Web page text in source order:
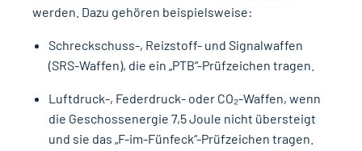
werden. Dazu gehören beispielsweise:
Schreckschuss-, Reizstoff- und Signalwaffen
(SRS-Waffen), die ein „PTB“-Prüfzeichen tragen.
Luftdruck-, Federdruck- oder CO₂-Waffen, wenn
die Geschossenergie 7,5 Joule nicht übersteigt
und sie das „F-im-Fünfeck“-Prüfzeichen tragen.